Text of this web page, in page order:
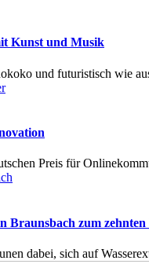
Kunst und Musik
und futuristisch wie
Preis für
Braunsbach zum
dabei, sich auf